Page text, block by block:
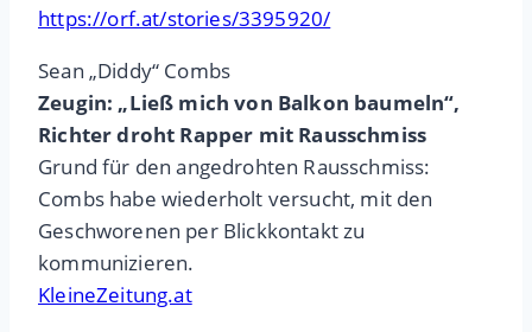
https://orf.at/stories/3395920/
Sean „Diddy“ Combs
Zeugin: „Ließ mich von Balkon baumeln“,
Richter droht Rapper mit Rausschmiss
Grund für den angedrohten Rausschmiss:
Combs habe wiederholt versucht, mit den
Geschworenen per Blickkontakt zu
kommunizieren.
KleineZeitung.at